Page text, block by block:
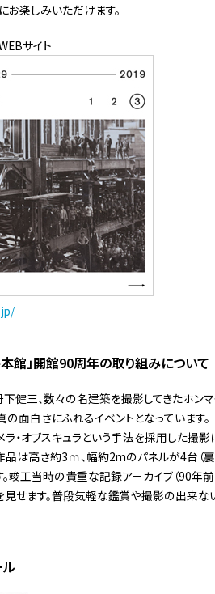
お楽しみいただけます。
サイト
館」開館90周年の取り組みについて
下健三、数々の名建築を撮影してきたホン
面白さにふれるイベントとなっています。
・オブスキュラという手法を採用した撮
品は高さ約3ｍ、幅約2mのパネルが4台（
竣工当時の貴重な記録アーカイブ（90年
せます。普段気軽な鑑賞や撮影の出来な
ル